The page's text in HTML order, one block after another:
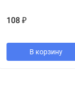
108 ₽
В корзину